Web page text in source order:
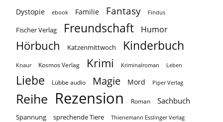
Dystopie ebook Familie Fantasy Findus
Fischer Verlag Freundschaft Humor
Hörbuch Katzenmittwoch Kinderbuch
Knaur Kosmos Verlag Krimi Kriminalroman Leben
Liebe Lübbe audio Magie Mord Piper Verlag
Reihe Rezension Roman Sachbuch
Spannung sprechende Tiere Thienemann Esslinger Verlag